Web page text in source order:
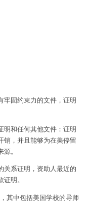
牢固约束力的文件，证明
明和任何其他文件：证明
销，并且能够为在美停留
。
关系证明，资助人最近的
明。
其中包括美国学校的导师